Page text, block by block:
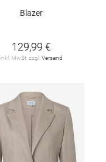
Blazer
129,99 €
inkl. MwSt. zzgl. Versand